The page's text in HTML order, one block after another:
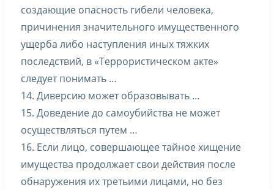
создающие опасность гибели человека,
причинения значительного имущественного
ущерба либо наступления иных тяжких
последствий, в «Террористическом акте»
следует понимать …
14. Диверсию может образовывать …
15. Доведение до самоубийства не может
осуществляться путем …
16. Если лицо, совершающее тайное хищение
имущества продолжает свои действия после
обнаружения их третьими лицами, но без